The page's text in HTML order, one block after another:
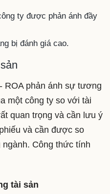
ty được phản ánh đầy
bị đánh giá cao.
ROA phản ánh sự tương
một công ty so với tài
quan trọng và cần lưu ý
và cần được so
Công thức tính
tài sản